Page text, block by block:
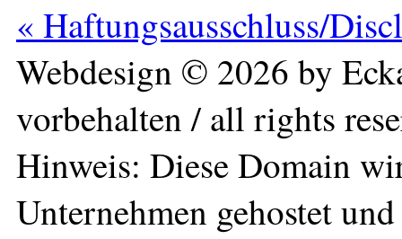
« Haftungsausschluss/
Webdesign © 2026 by
vorbehalten / all rights
Hinweis: Diese Domain
Unternehmen gehostet